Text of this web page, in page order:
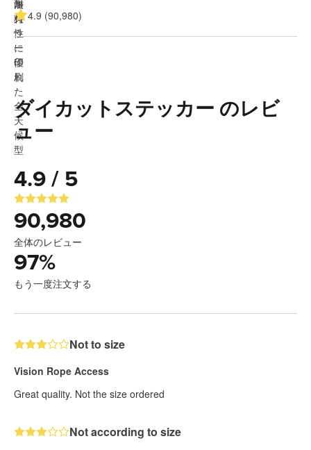
4.9 (90,980)
ダイカットステッカー のレビ
ュー
4.9 / 5
90,980
全体のレビュー
97%
もう一度注文する
Not to size
Vision Rope Access
Great quality. Not the size ordered
Not according to size